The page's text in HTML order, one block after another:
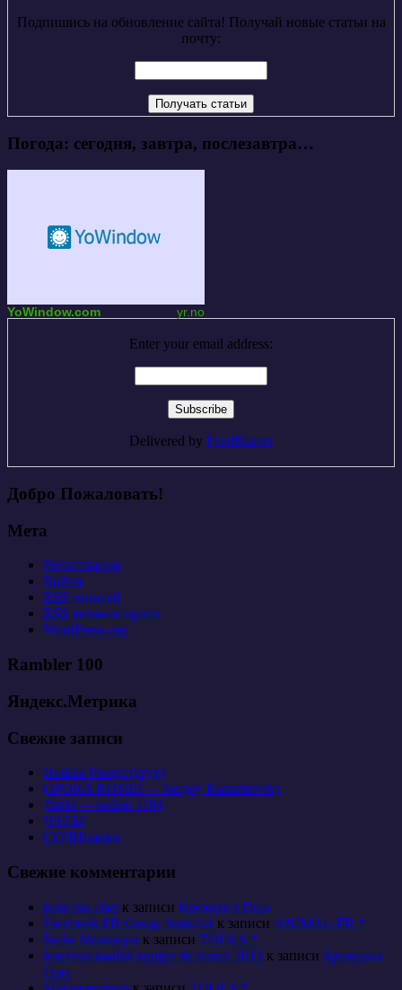
Подпишись на обновление сайта! Получай новые статьи на
почту:
Погода: сегодня, завтра, послезавтра…
YoWindow.com yr.no
Enter your email address:
Delivered by FeedBurner
Добро Пожаловать!
Мета
Регистрация
Войти
RSS записей
RSS комментариев
WordPress.org
Rambler 100
Яндекс.Метрика
Свежие записи
Hodula Pougo (pryg)
OPORA ROSSII — Sergey Kazarnovsky
Tanki — online 1104
ЧАСЫ
СОЧИнялки
Свежие комментарии
polo pas cherк записи Крокодил Гена
Facebook FB Group Snatcherк записи ANIMAL-PR *
Sudie Mosmeyerк записи TOOLS *
nouveau maillot equipe de france 2013 к записи Крокодил
Гена